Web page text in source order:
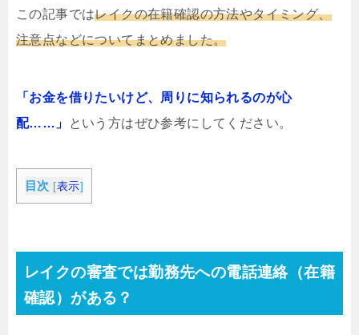
この記事ではレイクの在籍確認の方法やタイミング、
注意点などについてまとめました。
「お金を借りたいけど、周りに知られるのが心
配……」
という方はぜひ参考にしてください。
目次 [表示]
レイクの審査では勤務先への電話連絡（在籍
確認）がある？